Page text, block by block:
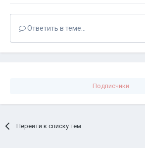
Ответить в теме...
Подписчики
Перейти к списку тем